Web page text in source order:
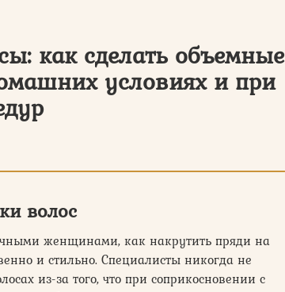
как сделать объемные
условиях и при
волос
женщинами, как накрутить пряди на
и стильно. Специалисты никогда не
из-за того, что при соприкосновении с